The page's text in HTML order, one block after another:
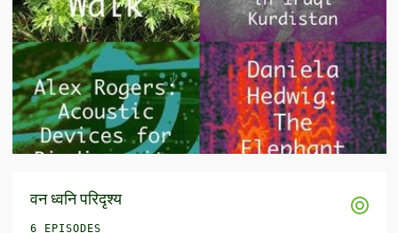
वन ध्वनि परिदृश्य
6 EPISODES